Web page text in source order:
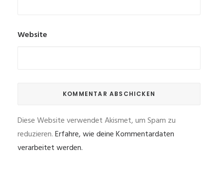
Website
Diese Website verwendet Akismet, um Spam zu
reduzieren.Erfahre, wie deine Kommentardaten
verarbeitet werden.